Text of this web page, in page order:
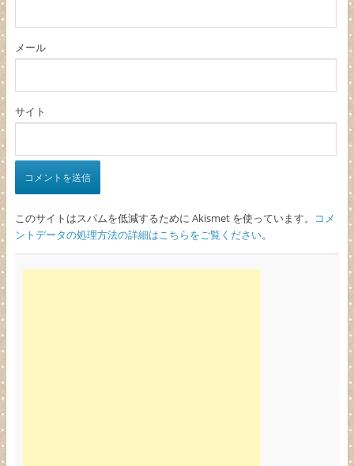
メール
サイト
このサイトはスパムを低減するために Akismet を使っています。
コメ
ントデータの処理方法の詳細はこちらをご覧ください。